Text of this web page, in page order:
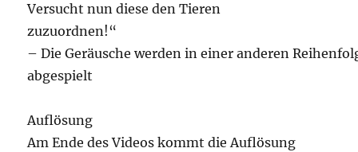
Versucht nun diese den Tieren
zuzuordnen!“
– Die Geräusche werden in einer anderen
abgespielt
Auflösung
Am Ende des Videos kommt die Auflösung